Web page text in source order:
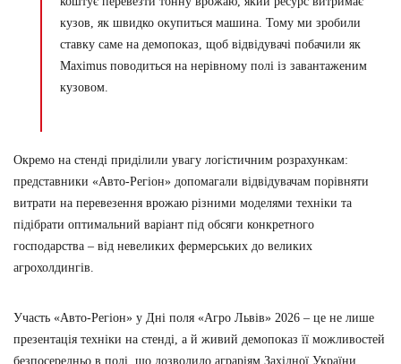
кузов, як швидко окупиться машина. Тому ми зробили
ставку саме на демопоказ, щоб відвідувачі побачили як
Maximus поводиться на нерівному полі із завантаженим
кузовом.
Окремо на стенді приділили увагу логістичним розрахункам:
представники «Авто-Регіон» допомагали відвідувачам порівняти
витрати на перевезення врожаю різними моделями техніки та
підібрати оптимальний варіант під обсяги конкретного
господарства – від невеликих фермерських до великих
агрохолдингів.
Участь «Авто-Регіон» у Дні поля «Агро Львів» 2026 – це не лише
презентація техніки на стенді, а й живий демопоказ її можливостей
безпосередньо в полі, що дозволило аграріям Західної України